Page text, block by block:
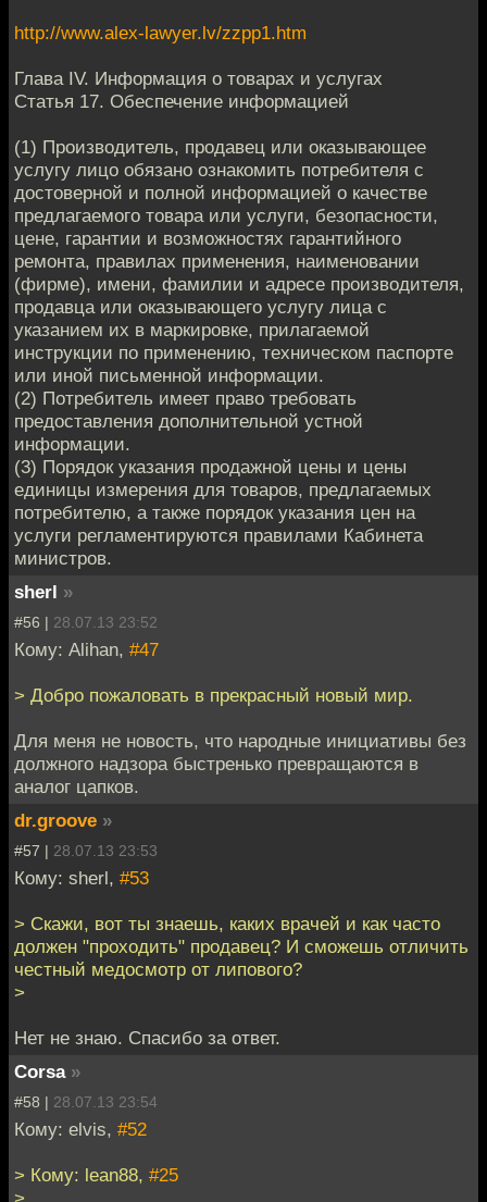
http://www.alex-lawyer.lv/zzpp1.htm
Глава IV. Информация о товарах и услугах
Статья 17. Обеспечение информацией
(1) Производитель, продавец или оказывающее
услугу лицо обязано ознакомить потребителя с
достоверной и полной информацией о качестве
предлагаемого товара или услуги, безопасности,
цене, гарантии и возможностях гарантийного
ремонта, правилах применения, наименовании
(фирме), имени, фамилии и адресе производителя,
продавца или оказывающего услугу лица с
указанием их в маркировке, прилагаемой
инструкции по применению, техническом паспорте
или иной письменной информации.
(2) Потребитель имеет право требовать
предоставления дополнительной устной
информации.
(3) Порядок указания продажной цены и цены
единицы измерения для товаров, предлагаемых
потребителю, а также порядок указания цен на
услуги регламентируются правилами Кабинета
министров.
sherl »
#56 | 28.07.13 23:52
Кому: Alihan, #47
> Добро пожаловать в прекрасный новый мир.
Для меня не новость, что народные инициативы без
должного надзора быстренько превращаются в
аналог цапков.
dr.groove »
#57 | 28.07.13 23:53
Кому: sherl, #53
> Скажи, вот ты знаешь, каких врачей и как часто
должен "проходить" продавец? И сможешь отличить
честный медосмотр от липового?
>
Нет не знаю. Спасибо за ответ.
Corsa »
#58 | 28.07.13 23:54
Кому: elvis, #52
> Кому: lean88, #25